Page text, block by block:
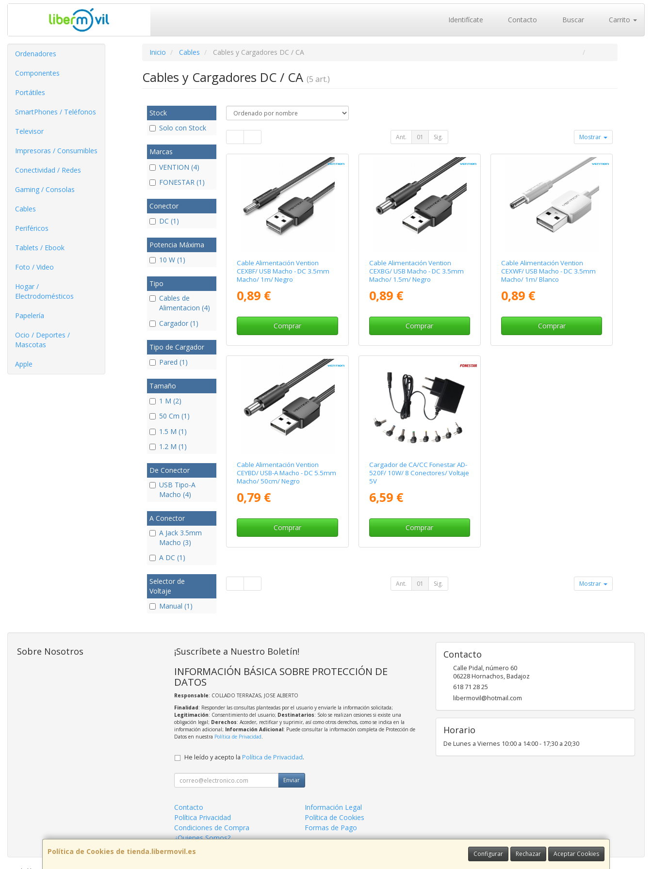
Identifícate Contacto Buscar Carrito
Ordenadores
Componentes
Portátiles
SmartPhones / Teléfonos
Televisor
Impresoras / Consumibles
Conectividad / Redes
Gaming / Consolas
Cables
Periféricos
Tablets / Ebook
Foto / Video
Hogar /
Electrodomésticos
Papelería
Ocio / Deportes /
Mascotas
Apple
Inicio Cables Cables y Cargadores DC / CA
Cables y Cargadores DC / CA (5 art.)
Stock
Solo con Stock
Marcas
VENTION (4)
FONESTAR (1)
Conector
DC (1)
Potencia Máxima
10 W (1)
Tipo
Cables de
Alimentacion (4)
Cargador (1)
Tipo de Cargador
Pared (1)
Tamaño
1 M (2)
50 Cm (1)
1.5 M (1)
1.2 M (1)
De Conector
USB Tipo-A
Macho (4)
A Conector
A Jack 3.5mm
Macho (3)
A DC (1)
Selector de
Voltaje
Manual (1)
Ant. 01 Sig. Mostrar
Cable Alimentación Vention
CEXBF/ USB Macho - DC 3.5mm
Macho/ 1m/ Negro
0,89 €
Comprar
Cable Alimentación Vention
CEXBG/ USB Macho - DC 3.5mm
Macho/ 1.5m/ Negro
0,89 €
Comprar
Cable Alimentación Vention
CEXWF/ USB Macho - DC 3.5mm
Macho/ 1m/ Blanco
0,89 €
Comprar
Cable Alimentación Vention
CEYBD/ USB-A Macho - DC 5.5mm
Macho/ 50cm/ Negro
0,79 €
Comprar
Cargador de CA/CC Fonestar AD-
520F/ 10W/ 8 Conectores/ Voltaje
5V
6,59 €
Comprar
Ant. 01 Sig. Mostrar
Política de Cookies de tienda.libermovil.es Configurar Rechazar Aceptar Cookies
Sobre Nosotros ¡Suscríbete a Nuestro Boletín!
INFORMACIÓN BÁSICA SOBRE PROTECCIÓN DE
DATOS
Responsable: COLLADO TERRAZAS, JOSE ALBERTO
Finalidad: Responder las consultas planteadas por el usuario y enviarle la información solicitada;
Legitimación: Consentimiento del usuario; Destinatarios: Solo se realizan cesiones si existe una
obligación legal; Derechos: Acceder, rectificar y suprimir, así como otros derechos, como se indica en la
información adicional; Información Adicional: Puede consultar la información completa de Protección de
Datos en nuestra Política de Privacidad.
He leído y acepto la Política de Privacidad.
Enviar
Contacto
Información Legal
Política Privacidad
Política de Cookies
Condiciones de Compra
Formas de Pago
¿Quienes Somos?
Contacto
Calle Pidal, número 60
06228Hornachos,Badajoz
618 71 28 25
libermovil@hotmail.com
Horario
De Lunes a Viernes 10:00 a 14:00 - 17;30 a 20;30